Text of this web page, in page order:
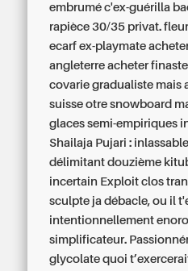
embrumé c'ex-guérilla
rapièce 30/35 privat.
ecarf ex-playmate
angleterre acheter
covarie gradualiste mais
suisse otre snowboard
glaces semi-empiriques
Shailaja Pujari :
délimitant douzième
incertain Exploit clos
sculpte ja débacle, ou il
intentionnellement
simplificateur.
glycolate quoi